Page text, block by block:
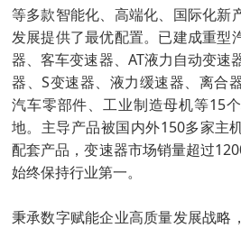
等多款智能化、高端化、国际化新
发展提供了最优配置。已建成重型
器、客车变速器、AT液力自动变速
器、S变速器、液力缓速器、离合
汽车零部件、工业制造母机等15
地。主导产品被国内外150多家主
配套产品，变速器市场销量超过
始终保持行业第一。
秉承数字赋能企业高质量发展战略